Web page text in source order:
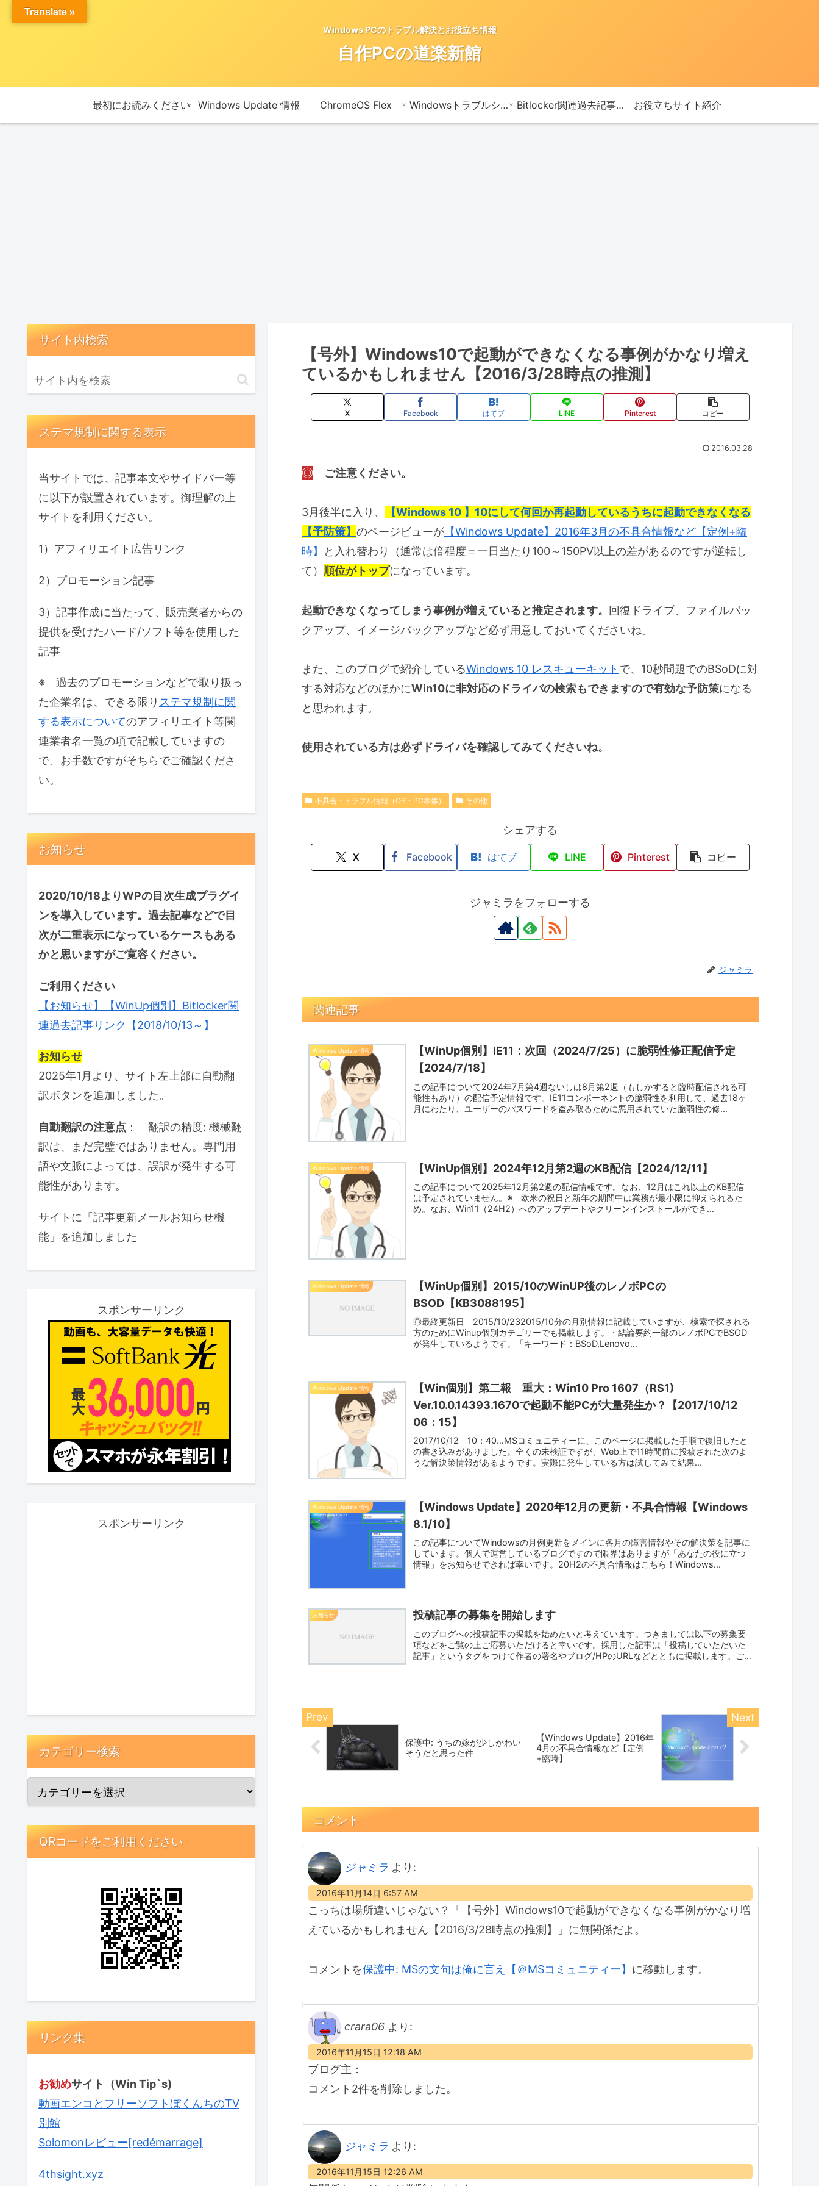
Windows PCのトラブル解決とお役立ち情報
自作PCの道楽新館
最初にお読みください Windows Update 情報 ChromeOS Flex Windowsトラブルシューティングメモ Bitlocker関連過去記事リンク お役立ちサイト紹介
【号外】Windows10で起動ができなくなる事例がかなり増え
ているかもしれません【2016/3/28時点の推測】
X Facebook はてブ LINE Pinterest コピー
2016.03.28
◎ ご注意ください。
3月後半に入り、
【Windows 10 】10にして何回か再起動しているうちに起動できなくなる
【予防策】 のページビューが 【Windows Update】2016年3月の不具合情報など【定例+臨
時】
と入れ替わり（通常は倍程度＝一日当たり100～150PV以上の差があるのですが逆転し
て） 順位がトップになっています。
起動できなくなってしまう事例が増えていると推定されます。 回復ドライブ、ファイルバッ
クアップ、イメージバックアップなど必ず用意しておいてくださいね。
また、このブログで紹介しているWindows 10 レスキューキット で、10秒問題でのBSoDに対
する対応などのほかにWin10に非対応のドライバの検索もできますので有効な予防策になる
と思われます。
使用されている方は必ずドライバを確認してみてくださいね。
不具合・トラブル情報（OS・PC本体） その他
シェアする
X Facebook はてブ LINE Pinterest コピー
ジャミラをフォローする
ジャミラ
関連記事
Windows Update 情報
【WinUp個別】IE11：次回（2024/7/25）に脆弱性修正配信予定
【2024/7/18】
この記事について2024年7月第4週ないしは8月第2週（もしかすると臨時配信される可
能性もあり）の配信予定情報です。IE11コンポーネントの脆弱性を利用して、過去18ヶ
月にわたり、ユーザーのパスワードを盗み取るために悪用されていた脆弱性の修...
Windows Update 情報 【WinUp個別】2024年12月第2週のKB配信【2024/12/11】
この記事について2025年12月第2週の配信情報です。なお、12月はこれ以上のKB配信
は予定されていません。※ 欧米の祝日と新年の期間中は業務が最小限に抑えられるた
め。なお、Win11（24H2）へのアップデートやクリーンインストールができ...
Windows Update 情報
【WinUp個別】2015/10のWinUP後のレノボPCの
BSOD【KB3088195】
◎最終更新日 2015/10/232015/10分の月別情報に記載していますが、検索で探される
方のためにWinup個別カテゴリーでも掲載します。・結論要約一部のレノボPCでBSOD
が発生しているようです。「キーワード：BSoD,Lenovo...
Windows Update 情報
【Win個別】第二報 重大：Win10 Pro 1607（RS1)
Ver.10.0.14393.1670で起動不能PCが大量発生か？【2017/10/12
06：15】
2017/10/12 10：40…MSコミュニティーに、このページに掲載した手順で復旧したと
の書き込みがありました。全くの未検証ですが、Web上で11時間前に投稿された次のよ
うな解決策情報があるようです。実際に発生している方は試してみて結果...
Windows Update 情報
【Windows Update】2020年12月の更新・不具合情報【Windows
8.1/10】
この記事についてWindowsの月例更新をメインに各月の障害情報やその解決策を記事に
しています。個人で運営しているブログですので限界はありますが「あなたの役に立つ
情報」をお知らせできれば幸いです。20H2の不具合情報はこちら！Windows...
お知らせ 投稿記事の募集を開始します
このブログへの投稿記事の掲載を始めたいと考えています。つきましては以下の募集要
項などをご覧の上ご応募いただけると幸いです。採用した記事は「投稿していただいた
記事」というタグをつけて作者の署名やブログ/HPのURLなどとともに掲載します。ご
保護中: うちの嫁が少しかわい
そうだと思った件
【Windows Update】2016年
4月の不具合情報など【定例
+臨時】
コメント
ジャミラ より:
2016年11月14日 6:57 AM
こっちは場所違いじゃない？「【号外】Windows10で起動ができなくなる事例がかなり増
えているかもしれません【2016/3/28時点の推測】」に無関係だよ。
コメントを保護中: MSの文句は俺に言え【＠MSコミュニティー】 に移動します。
crara06 より:
2016年11月15日 12:18 AM
ブログ主：
コメント2件を削除しました。
ジャミラ より:
2016年11月15日 12:26 AM
サイト内検索
ステマ規制に関する表示
当サイトでは、記事本文やサイドバー等
に以下が設置されています。御理解の上
サイトを利用ください。
1）アフィリエイト広告リンク
2）プロモーション記事
3）記事作成に当たって、販売業者からの
提供を受けたハード/ソフト等を使用した
記事
※ 過去のプロモーションなどで取り扱っ
た企業名は、できる限り ステマ規制に関
する表示についてのアフィリエイト等関
連業者名一覧の項で記載していますの
で、お手数ですがそちらでご確認くださ
い。
お知らせ
2020/10/18よりWPの目次生成プラグイ
ンを導入しています。過去記事などで目
次が二重表示になっているケースもある
かと思いますがご寛容ください。
ご利用ください
【お知らせ】【WinUp個別】Bitlocker関
連過去記事リンク【2018/10/13～】
お知らせ
2025年1月より、サイト左上部に自動翻
訳ボタンを追加しました。
自動翻訳の注意点 ： 翻訳の精度: 機械翻
訳は、まだ完璧ではありません。専門用
語や文脈によっては、誤訳が発生する可
能性があります。
サイトに「記事更新メールお知らせ機
能」を追加しました
スポンサーリンク
スポンサーリンク
カテゴリー検索
QRコードをご利用ください
リンク集
お勧めサイト（Win Tip`s)
動画エンコとフリーソフトぼくんちのTV
別館
Solomonレビュー[redémarrage]
4thsight.xyz
Translate »